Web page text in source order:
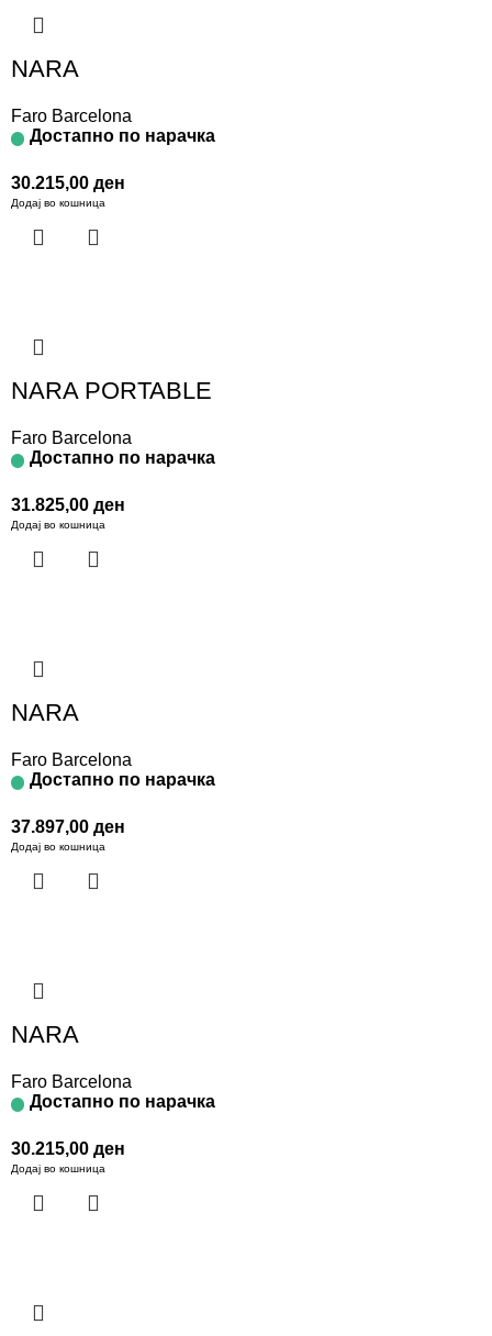
NARA
Faro Barcelona
Достапно по нарачка
30.215,00 ден
Додај во кошница
NARA PORTABLE
Faro Barcelona
Достапно по нарачка
31.825,00 ден
Додај во кошница
NARA
Faro Barcelona
Достапно по нарачка
37.897,00 ден
Додај во кошница
NARA
Faro Barcelona
Достапно по нарачка
30.215,00 ден
Додај во кошница